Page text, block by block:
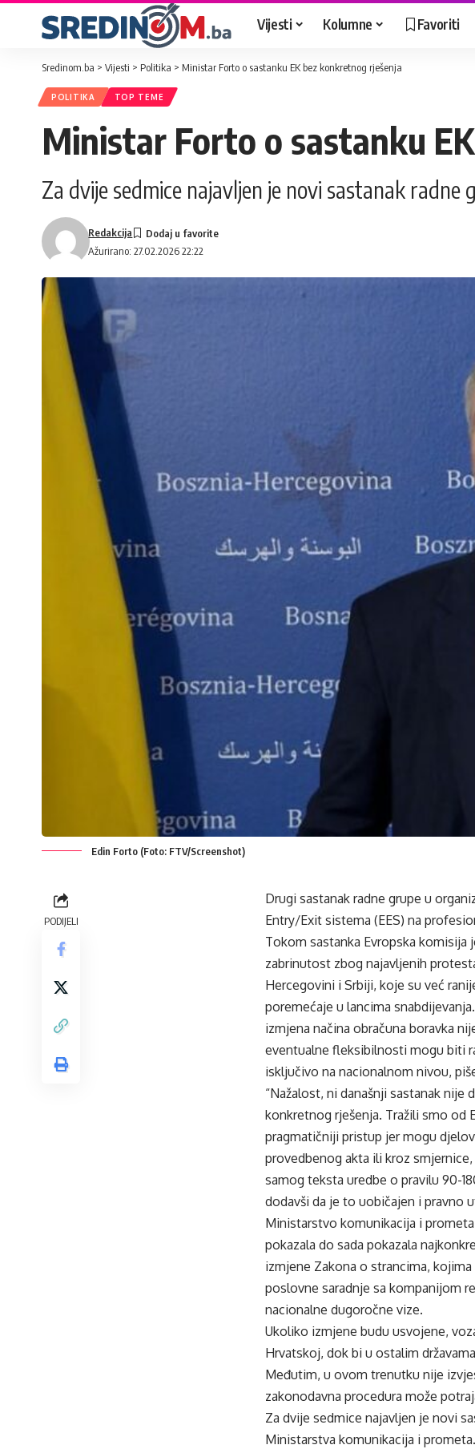
Vijesti Kolumne Favoriti
Sredinom.ba > Vijesti > Politika > Ministar Forto o sastanku EK bez konkretnog rješenja
POLITIKA TOP TEME
Ministar Forto o sastanku
Za dvije sedmice najavljen je novi sastanak radne
Ažurirano: 27.02.2026 22:22
Redakcija
Edin Forto (Foto: FTV/Screenshot)
PODIJELI
Drugi sastanak radne grupe u
Entry/Exit sistema (EES) na
Tokom sastanka Evropska komisija
zabrinutost zbog najavljenih
Hercegovini i Srbiji, koje su već
poremećaje u lancima
izmjena načina obračuna boravka
eventualne fleksibilnosti mogu biti
isključivo na nacionalnom nivou,
“Nažalost, ni današnji sastanak nije
konkretnog rješenja. Tražili smo od
pragmatičniji pristup jer mogu
provedbenog akta ili kroz
samog teksta uredbe o pravilu 90-
dodavši da je to uobičajen i pravno
Ministarstvo komunikacija i
pokazala do sada pokazala
izmjene Zakona o strancima,
poslovne saradnje sa kompanijom
nacionalne dugoročne vize.
Ukoliko izmjene budu usvojene,
Hrvatskoj, dok bi u ostalim
Međutim, u ovom trenutku nije
zakonodavna procedura može
Za dvije sedmice najavljen je novi
Ministarstva komunikacija i prometa.